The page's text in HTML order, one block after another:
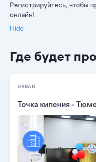
Регистрируйтесь, чтобы
онлайн!
Hide
Где будет
URBAN
Точка кипения -